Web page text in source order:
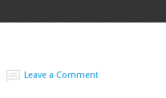
Leave a Comment